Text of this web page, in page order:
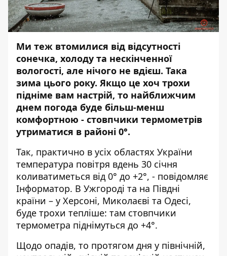
Ми теж втомилися від відсутності
сонечка, холоду та нескінченної
вологості, але нічого не вдієш. Така
зима цього року. Якщо це хоч трохи
підніме вам настрій, то найближчим
днем ​​погода буде більш-менш
комфортною - стовпчики термометрів
утриматися в районі 0°.
Так, практично в усіх областях України
температура повітря вдень 30 січня
коливатиметься від 0° до +2°, - повідомляє
Інформатор. В Ужгороді та на Півдні
країни – у Херсоні, Миколаєві та Одесі,
буде трохи тепліше: там стовпчики
термометра піднімуться до +4°.
Щодо опадів, то протягом дня у північній,